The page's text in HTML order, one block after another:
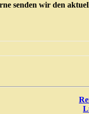
senden wir den